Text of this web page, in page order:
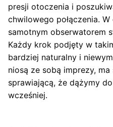
presji otoczenia i
chwilowego połączenia.
samotnym obserwatorem
Każdy krok podjęty w
bardziej naturalny i
niosą ze sobą imprezy, ma
sprawiającą, że dążymy
wcześniej.